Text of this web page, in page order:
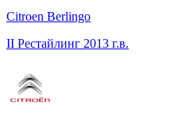
Citroen Berlingo
II Рестайлинг 2013 г.в.